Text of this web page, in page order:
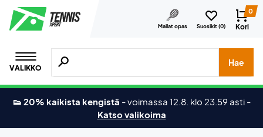
Mailat opas Suosikit (0)
0
Kori
VALIKKO
Hae tuotteita, merkkejä jne.
Hae
👟 20% kaikista kengistä -voimassa 12.8. klo 23.59 asti -
Katso valikoima